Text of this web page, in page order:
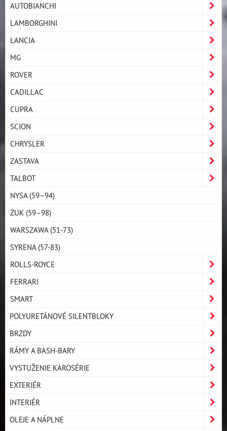
AUTOBIANCHI
LAMBORGHINI
LANCIA
MG
ROVER
CADILLAC
CUPRA
SCION
CHRYSLER
ZASTAVA
TALBOT
NYSA (59–94)
ŻUK (59–98)
WARSZAWA (51-73)
SYRENA (57-83)
ROLLS-ROYCE
FERRARI
SMART
POLYURETÁNOVÉ SILENTBLOKY
BRZDY
RÁMY A BASH-BARY
VYSTUŽENIE KAROSÉRIE
EXTERIÉR
INTERIÉR
OLEJE A NÁPLNE